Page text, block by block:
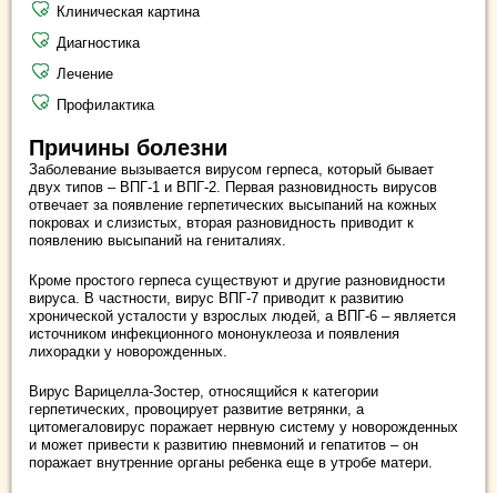
Клиническая картина
Диагностика
Лечение
Профилактика
Причины болезни
Заболевание вызывается вирусом герпеса, который бывает
двух типов – ВПГ-1 и ВПГ-2. Первая разновидность вирусов
отвечает за появление герпетических высыпаний на кожных
покровах и слизистых, вторая разновидность приводит к
появлению высыпаний на гениталиях.
Кроме простого герпеса существуют и другие разновидности
вируса. В частности, вирус ВПГ-7 приводит к развитию
хронической усталости у взрослых людей, а ВПГ-6 – является
источником инфекционного мононуклеоза и появления
лихорадки у новорожденных.
Вирус Варицелла-Зостер, относящийся к категории
герпетических, провоцирует развитие ветрянки, а
цитомегаловирус поражает нервную систему у новорожденных
и может привести к развитию пневмоний и гепатитов – он
поражает внутренние органы ребенка еще в утробе матери.